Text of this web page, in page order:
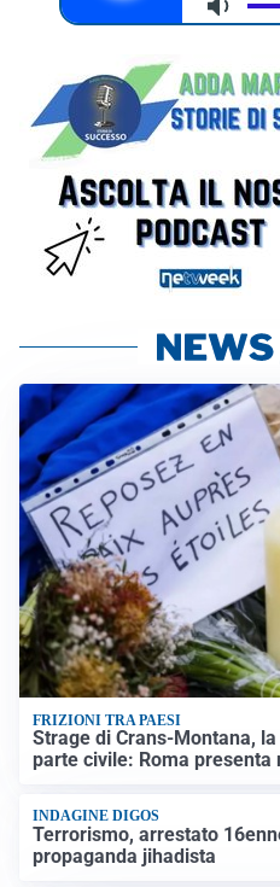
FRIZIONI TRA PAESI
Strage di Crans-Montana,
parte civile: Roma presenta
INDAGINE DIGOS
Terrorismo, arrestato
propaganda jihadista